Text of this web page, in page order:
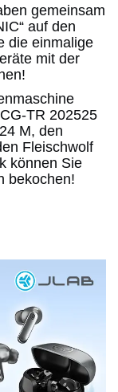
gemeinsam
auf den
die einmalige
mit der
TR 202525
M, den
Fleischwolf
können Sie
bekochen!